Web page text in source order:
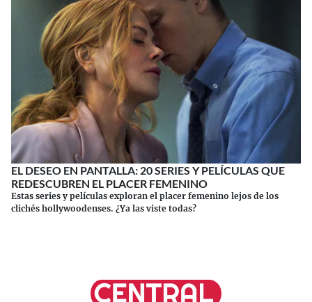
EL DESEO EN PANTALLA: 20 SERIES Y PELÍCULAS QUE
REDESCUBREN EL PLACER FEMENINO
Estas series y películas exploran el placer femenino lejos de los
clichés hollywoodenses. ¿Ya las viste todas?